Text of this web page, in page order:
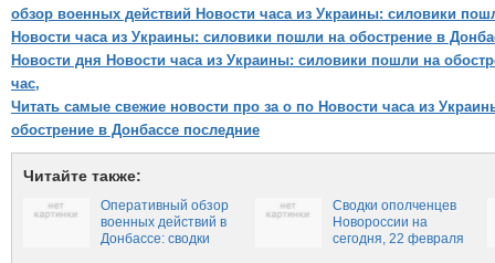
обзор военных действий Новости часа из Украины: силовики
Новости часа из Украины: силовики пошли на обострение в
Новости дня Новости часа из Украины: силовики пошли на
час,
Читать самые свежие новости про за о по Новости часа из
обострение в Донбассе последние
Читайте также:
Оперативный обзор
военных действий в
Донбассе: сводки
Сводки ополченцев
Новороссии на
сегодня, 22 февраля